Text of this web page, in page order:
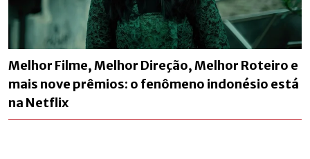
Melhor Filme, Melhor Direção, Melhor Roteiro e
mais nove prêmios: o fenômeno indonésio está
na Netflix